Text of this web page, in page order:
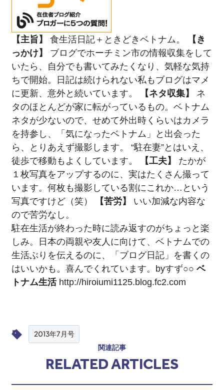
【主旨】 食生活日記＋ときどきベトナム。
【き
っかけ】
ブログでホーチミン市の情報収集をして
いたら、自分でも書いてみたくなり、気軽な気持
ちで開始。日記は続けられない私もブログはマメ
に更新、意外と続いています。
【ネタ収集】
ネ
タのほとんどが家に転がっているもの。ベトナム
ネタが少ないので、せめて外出時くらいはカメラ
を持参し、「気になったベトナム」と出会った
ら、とりあえず撮影します。 “駐在妻”とはいえ、
徒歩で移動もよくしています。
【工夫】
たかが
１枚写真をアップするのに、実はたくさん撮って
います。何枚も撮影している割にこれか…という
写真ですけど（笑）
【苦労】
いい加減な内容な
ので苦労なし。
駐在生活が終わった時に読み返すのがちょっと楽
しみ。日本の両親や友人に向けて、ベトナムでの
生活ぶりを伝えるのに、「ブログ日記」を書くの
はいいかも。喜んでくれています。byすず○○ ベ
トナム生活 http://hiroiumi1125.blog.fc2.com
2013年7月号
関連記事
RELATED ARTICLES